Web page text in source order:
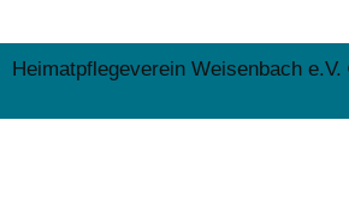
Heimatpflegeverein Weisenbach